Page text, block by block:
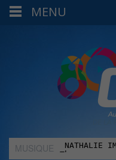
MUSIQUE
MENU